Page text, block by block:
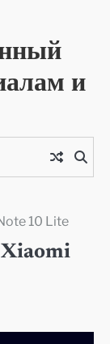
и
10 Lite
Xiaomi